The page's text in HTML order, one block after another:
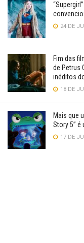
24 DE
Fim das
de Petrus
inéditos
18 DE
Mais que
Story 5” é
17 DE